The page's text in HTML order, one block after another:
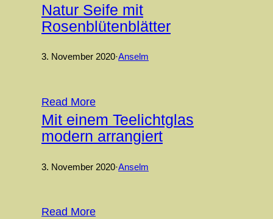
Natur Seife mit
Rosenblütenblätter
3. November 2020·Anselm
Read More
Mit einem Teelichtglas
modern arrangiert
3. November 2020·Anselm
Read More